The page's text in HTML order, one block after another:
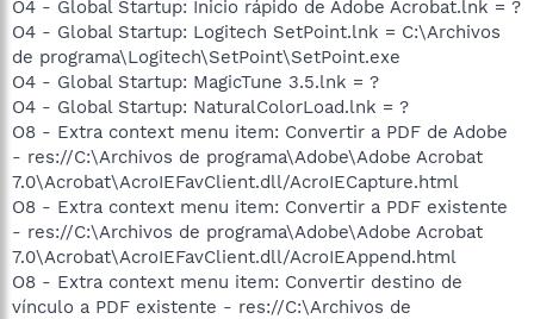
O4 - Global Startup: Inicio rápido de Adobe Acrobat.lnk = ?
O4 - Global Startup: Logitech SetPoint.lnk = C:\Archivos
de programa\Logitech\SetPoint\SetPoint.exe
O4 - Global Startup: MagicTune 3.5.lnk = ?
O4 - Global Startup: NaturalColorLoad.lnk = ?
O8 - Extra context menu item: Convertir a PDF de Adobe
- res://C:\Archivos de programa\Adobe\Adobe Acrobat
7.0\Acrobat\AcroIEFavClient.dll/AcroIECapture.html
O8 - Extra context menu item: Convertir a PDF existente
- res://C:\Archivos de programa\Adobe\Adobe Acrobat
7.0\Acrobat\AcroIEFavClient.dll/AcroIEAppend.html
O8 - Extra context menu item: Convertir destino de
vínculo a PDF existente - res://C:\Archivos de